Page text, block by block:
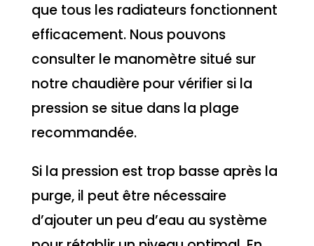
que tous les radiateurs fonctionnent
efficacement. Nous pouvons
consulter le manomètre situé sur
notre chaudière pour vérifier si la
pression se situe dans la plage
recommandée.
Si la pression est trop basse après la
purge, il peut être nécessaire
d’ajouter un peu d’eau au système